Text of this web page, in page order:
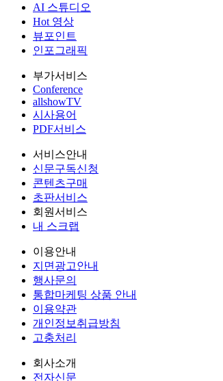
AI 스튜디오
Hot 영상
뷰포인트
인포그래픽
부가서비스
Conference
allshowTV
시사용어
PDF서비스
서비스안내
신문구독신청
콘텐츠구매
초판서비스
회원서비스
내 스크랩
이용안내
지면광고안내
행사문의
통합마케팅 상품 안내
이용약관
개인정보취급방침
고충처리
회사소개
전자신문